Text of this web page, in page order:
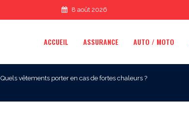
8 août 2026
ACCUEIL ASSURANCE AUTO / MOTO
Quels vêtements porter en cas de fortes chaleurs ?